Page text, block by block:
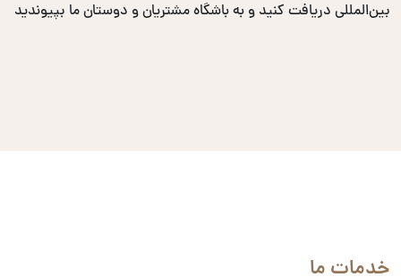
بین‌المللی دریافت کنید و به باشگاه مشتریان و دوستان ما بپیوندید
خدمات ما